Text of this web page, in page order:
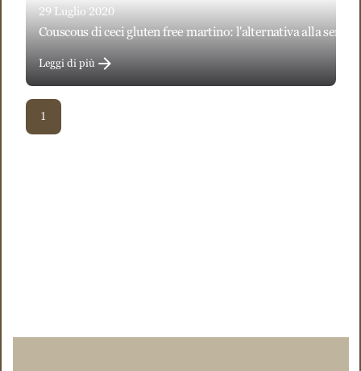
29 Luglio 2020
couscous di ceci gluten free martino: l'alternativa alla
Leggi di più
1